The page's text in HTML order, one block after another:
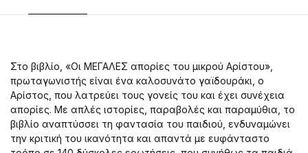
Στο βιβλίο, «Οι ΜΕΓΑΛΕΣ απορίες του μικρού Αρίστου»,
πρωταγωνιστής είναι ένα καλοσυνάτο γαϊδουράκι, ο
Αρίστος, που λατρεύει τους γονείς του και έχει συνέχεια
απορίες. Με απλές ιστορίες, παραβολές και παραμύθια, το
βιβλίο αναπτύσσει τη φαντασία του παιδιού, ενδυναμώνει
την κριτική του ικανότητα και απαντά με ευφάνταστο